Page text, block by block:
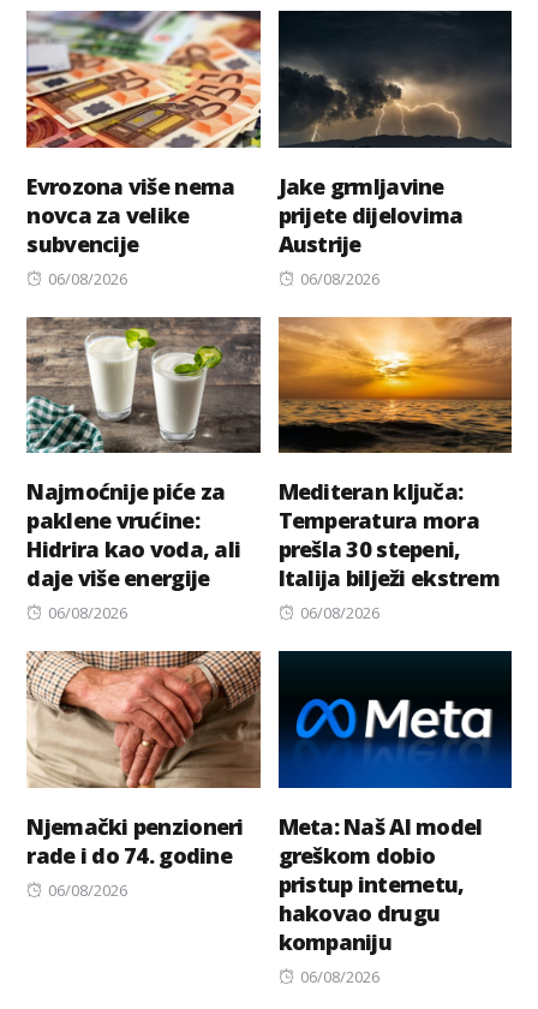
Evrozona više nema
novca za velike
subvencije
Posted
06/08/2026
Jake grmljavine
prijete dijelovima
Austrije
Posted
06/08/2026
Najmoćnije piće za
paklene vrućine:
Hidrira kao voda, ali
daje više energije
Posted
06/08/2026
Mediteran ključa:
Temperatura mora
prešla 30 stepeni,
Italija bilježi ekstrem
Posted
06/08/2026
Njemački penzioneri
rade i do 74. godine
Posted
06/08/2026
Meta: Naš AI model
greškom dobio
pristup internetu,
hakovao drugu
kompaniju
Posted
06/08/2026